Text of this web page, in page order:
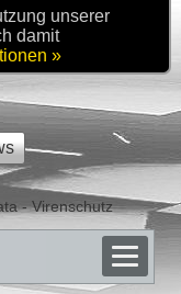
- Virenschutz
unserer
damit
»